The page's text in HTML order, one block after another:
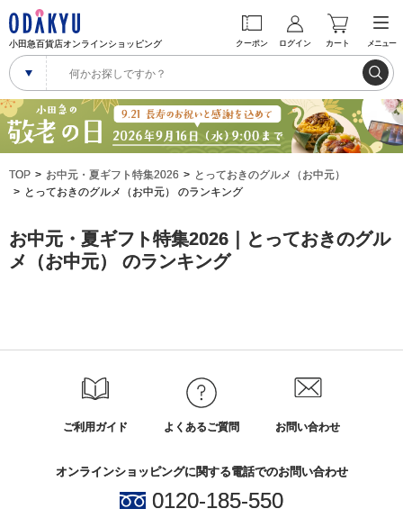
小田急百貨店オンラインショッピング クーポン ログイン カート メニュー
TOP お中元・夏ギフト特集2026
とっておきのグルメ（お中元）
とっておきのグルメ（お中元） のランキング
お中元・夏ギフト特集2026｜とっておきのグル
メ（お中元） のランキング
ご利用ガイド よくあるご質問 お問い合わせ
オンラインショッピングに関する電話でのお問い合わせ
0120-185-550